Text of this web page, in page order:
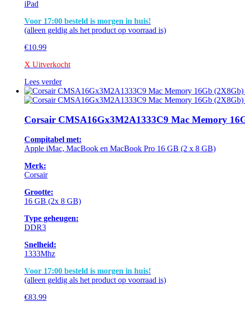
iPad
Voor 17:00 besteld is morgen in huis!
(alleen geldig als het product op voorraad is)
€10.99
X Uitverkocht
Lees verder
Corsair CMSA16Gx3M2A1333C9 Mac Memory
Compitabel met:
Apple iMac, MacBook en MacBook Pro 16 GB (2 x 8 GB)
Merk:
Corsair
Grootte:
16 GB (2x 8 GB)
Type geheugen:
DDR3
Snelheid:
1333Mhz
Voor 17:00 besteld is morgen in huis!
(alleen geldig als het product op voorraad is)
€83.99